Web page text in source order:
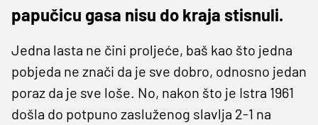
papučicu gasa nisu do kraja stisnuli.
Jedna lasta ne čini proljeće, baš kao što jedna
pobjeda ne znači da je sve dobro, odnosno jedan
poraz da je sve loše. No, nakon što je Istra 1961
došla do potpuno zasluženog slavlja 2-1 na